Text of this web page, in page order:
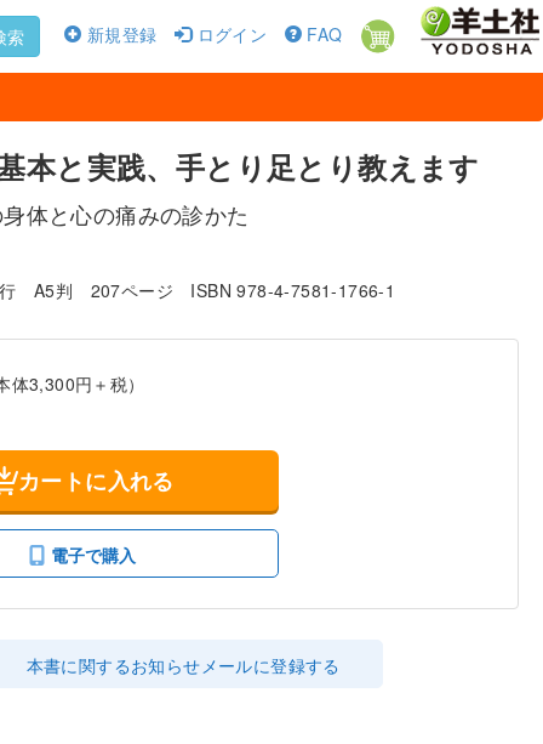
新規登録 ログイン FAQ
索
本と実践、手とり足とり教えます
体と心の痛みの診かた
A5判 207ページ ISBN 978-4-7581-1766-1
体3,300円＋税）
カートに入れる
電子で購入
本書に関するお知らせメールに登録する